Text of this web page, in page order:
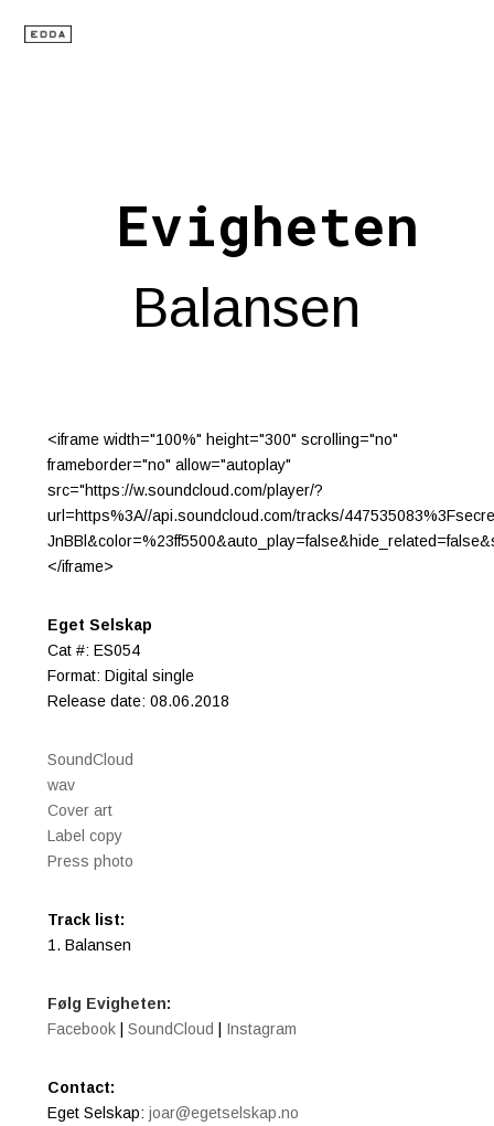
Evigheten
Balansen
<iframe width="100%" height="300" scrolling="no"
frameborder="no" allow="autoplay"
src="https://w.soundcloud.com/player/?
url=https%3A//api.soundcloud.com/tracks/
</iframe>
Eget Selskap
Cat #: ES054
Format: Digital single
Release date: 08.06.2018
SoundCloud
wav
Cover art
Label copy
Press photo
Track list:
1. Balansen
Følg Evigheten:
Facebook
SoundCloud Instagram
Contact:
Eget Selskap: joar@egetselskap.no